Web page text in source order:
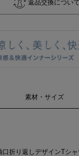
返品交換について
素材・サイズ
折り返しデザインTシ